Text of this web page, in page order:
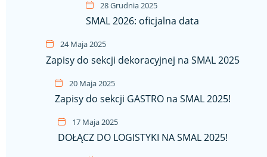
28 Grudnia 2025
SMAL 2026: oficjalna data
24 Maja 2025
Zapisy do sekcji dekoracyjnej na SMAL 2025
20 Maja 2025
Zapisy do sekcji GASTRO na SMAL 2025!
17 Maja 2025
DOŁĄCZ DO LOGISTYKI NA SMAL 2025!